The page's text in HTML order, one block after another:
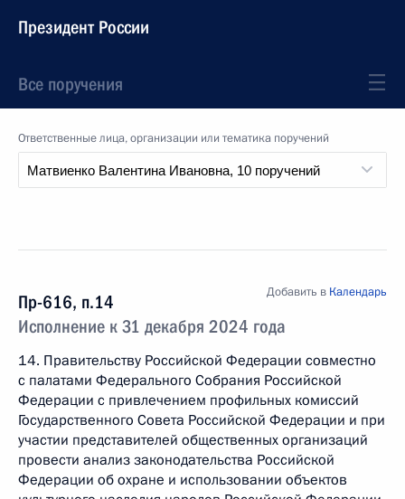
Президент России
Все поручения
Ответственные лица, организации или тематика поручений
Пр-616, п.14
Исполнение к 31 декабря 2024 года
Добавить в Календарь
14. Правительству Российской Федерации совместно
с палатами Федерального Собрания Российской
Федерации с привлечением профильных комиссий
Государственного Совета Российской Федерации и при
участии представителей общественных организаций
провести анализ законодательства Российской
Федерации об охране и использовании объектов